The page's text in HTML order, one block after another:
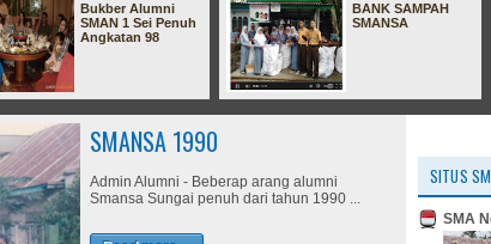
Bukber Alumni
SMAN 1 Sei Penuh
Angkatan 98
BANK SAMPAH
SMANSA
SMANSA 1990
Admin Alumni - Beberap arang alumni
Smansa Sungai penuh dari tahun 1990 ...
SITUS
SMA